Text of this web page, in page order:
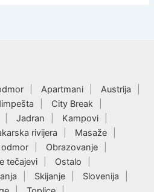
Apartmani
Austrija
City Break
Jadran
Kampovi
rivijera
Masaže
odmor
Obrazovanje
tečajevi
Ostalo
Skijanje
Slovenija